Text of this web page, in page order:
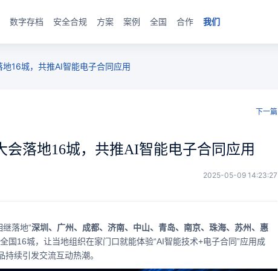
数字存档 安全合规 方案 案例 全国 合作 我们
16城，共推AI智能电子合同应用
下一篇
落地16城，共推AI智能电子合同应用
2025-05-09 14:23:27
落地“深圳、广州、成都、济南、中山、青岛、南京、珠海、苏州、惠
国16城，让当地组织在家门口就能体验“AI智能技术+电子合同”应用成
持续引发交流互动热潮。